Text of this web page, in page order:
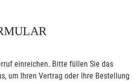
einreichen. Bitte füllen Sie das
um Ihren Vertrag oder Ihre Bestellung